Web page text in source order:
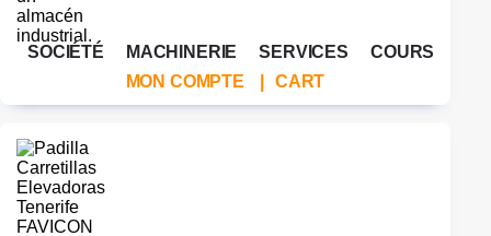
SOCIÉTÉ MACHINERIE SERVICES
COURS
MON COMPTE
CART